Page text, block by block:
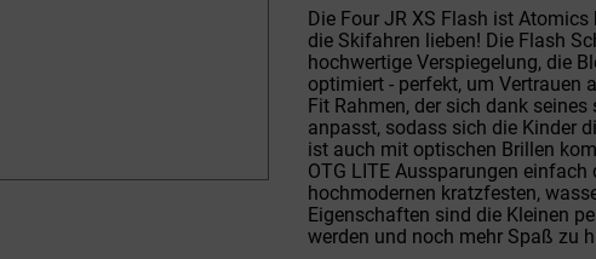
Die Four JR XS Flash ist
die Skifahren lieben! Die Flash
hochwertige Verspiegelung, die
optimiert - perfekt, um Vertrauen
Fit Rahmen, der sich dank
anpasst, sodass sich die Kinder
ist auch mit optischen Brillen
OTG LITE Aussparungen
hochmodernen kratzfesten,
Eigenschaften sind die Kleinen
werden und noch mehr Spaß zu